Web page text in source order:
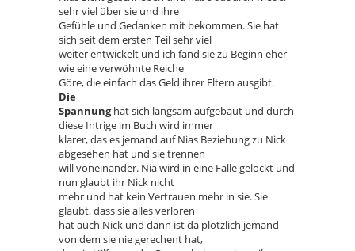
sehr viel über sie und ihre
Gefühle und Gedanken mit bekommen. Sie hat
sich seit dem ersten Teil sehr viel
weiter entwickelt und ich fand sie zu Beginn eher
wie eine verwöhnte Reiche
Göre, die einfach das Geld ihrer Eltern ausgibt.
Die
Spannunghat sich langsam aufgebaut und durch
diese Intrige im Buch wird immer
klarer, das es jemand auf Nias Beziehung zu Nick
abgesehen hat und sie trennen
will voneinander. Nia wird in eine Falle gelockt und
nun glaubt ihr Nick nicht
mehr und hat kein Vertrauen mehr in sie. Sie
glaubt, dass sie alles verloren
hat auch Nick und dann ist da plötzlich jemand
von dem sie nie gerechent hat,